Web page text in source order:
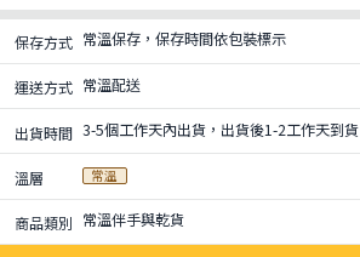
保存方式 常溫保存，保存時間依包裝標示
運送方式 常溫配送
出貨時間 3-5個工作天內出貨，出貨後1-2工作天到貨
溫層 常溫
商品類別 常溫伴手與乾貨